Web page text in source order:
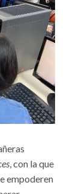
, con la que
empoderen